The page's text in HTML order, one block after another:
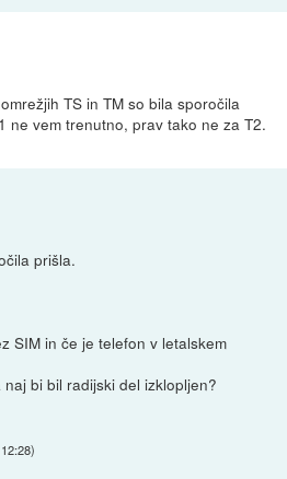
TS in TM so bila sporočila
ne vem trenutno, prav tako ne za T2.
prišla.
SIM in če je telefon v letalskem
bi bil radijski del izklopljen?
)